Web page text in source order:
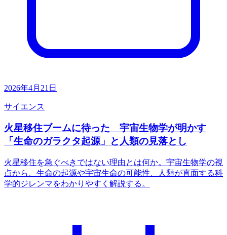
2026年4月21日
サイエンス
火星移住ブームに待った 宇宙生物学が明かす
「生命のガラクタ起源」と人類の見落とし
火星移住を急ぐべきではない理由とは何か。宇宙生物学の視
点から、生命の起源や宇宙生命の可能性、人類が直面する科
学的ジレンマをわかりやすく解説する。